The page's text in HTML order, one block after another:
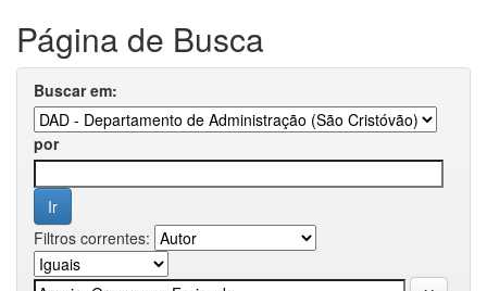
Página de Busca
Buscar em:
por
Filtros correntes: